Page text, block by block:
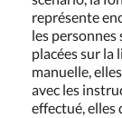
représente
les personnes
placées sur la
manuelle,
avec les
effectué, elles